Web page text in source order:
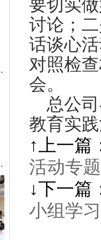
展调研交流
扩大）会议
要切实
讨论；
话谈心
对照检
会。
总公司
教育实
↑上一篇
活动专
↓下一篇
小组学